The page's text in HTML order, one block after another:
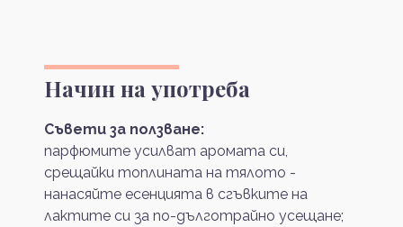
Начин на употреба
Съвети за ползване:
парфюмите усилват аромата си,
срещайки топлината на тялото -
нанасяйте есенцията в сгъвките на
лактите си за по-дълготрайно усещане;